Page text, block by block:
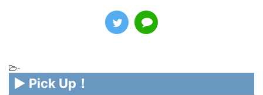
-
▶ Pick Up！